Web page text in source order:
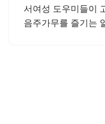
서여성 도우미들이
음주가무를 즐기는